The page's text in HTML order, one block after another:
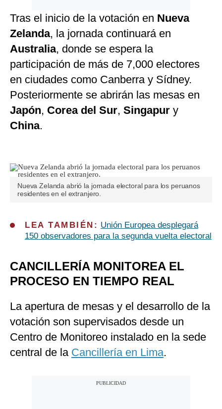
Tras el inicio de la votación en Nueva
Zelanda, la jornada continuará en
Australia, donde se espera la
participación de más de 7,000 electores
en ciudades como Canberra y Sídney.
Posteriormente se abrirán las mesas en
Japón, Corea del Sur, Singapur y
China.
Nueva Zelanda abrió la jornada electoral para los peruanos
residentes en el extranjero.
LEA TAMBIÉN: Unión Europea desplegará
150 observadores para la segunda vuelta electoral
CANCILLERÍA MONITOREA EL
PROCESO EN TIEMPO REAL
La apertura de mesas y el desarrollo de la
votación son supervisados desde un
Centro de Monitoreo instalado en la sede
central de la Cancillería en Lima.